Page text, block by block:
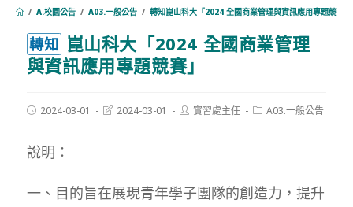
/ A.校園公告 / A03.一般公告 / 轉知崑山科大「2024 全國商業管理與資訊應用專題競賽」
轉知 崑山科大「2024 全國商業管理
與資訊應用專題競賽」
Post2024-03-01
Post2024-03-01
Post實習處主任
PostA03.一般公告
說明：
一、目的旨在展現青年學子團隊的創造力，提升